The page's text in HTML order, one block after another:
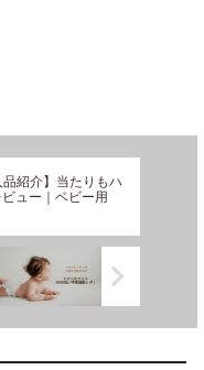
品紹介】当たりもハ
ュー｜ベビー用